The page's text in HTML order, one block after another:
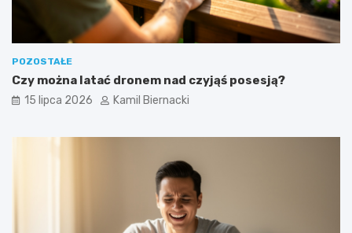
POZOSTAŁE
Czy można latać dronem nad czyjąś posesją?
15 lipca 2026 Kamil Biernacki